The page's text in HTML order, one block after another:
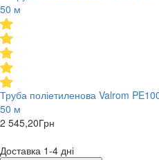
Труба поліетиленова Valrom
50 м
2 545,20Грн
Доставка 1-4 дні